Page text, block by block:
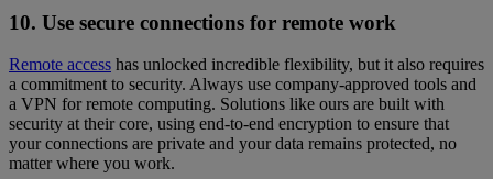
10. Use secure connections for remote work
Remote access has unlocked incredible flexibility, but it also requires
a commitment to security. Always use company-approved tools and
a VPN for remote computing. Solutions like ours are built with
security at their core, using end-to-end encryption to ensure that
your connections are private and your data remains protected, no
matter where you work.